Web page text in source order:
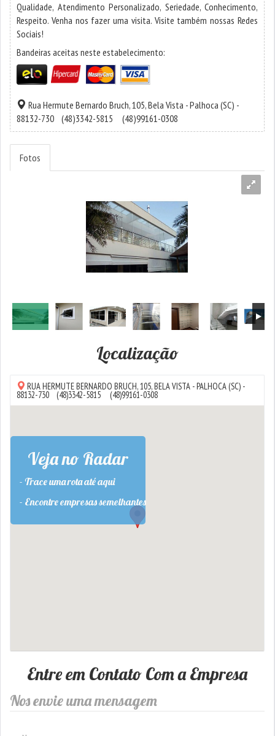
Qualidade, Atendimento Personalizado, Seriedade, Conhecimento,
Respeito. Venha nos fazer uma visita. Visite também nossas Redes
Sociais!
Bandeiras aceitas neste estabelecimento:
Rua Hermute Bernardo Bruch, 105,Bela Vista -Palhoca (SC) -
88132-730 (48)3342-5815 (48)99161-0308
Fotos
Localização
RUA HERMUTE BERNARDO BRUCH, 105,BELA VISTA -PALHOCA (SC) -
88132-730 (48)3342-5815 (48)99161-0308
Veja no Radar
- Trace uma rota até aqui
- Encontre empresas semelhantes
Entre em Contato Com a Empresa
Nos envie uma mensagem